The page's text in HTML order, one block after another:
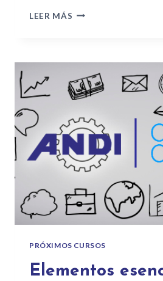
LEER MÁS
PRÓXIMOS CURSOS
Elementos